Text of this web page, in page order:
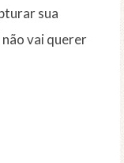
sua
vai querer